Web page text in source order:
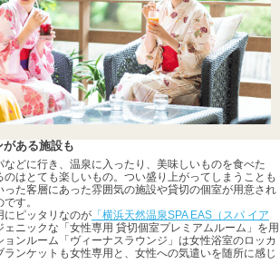
ある施設も
どに行き、温泉に入ったり、美味しいものを食べた
のはとても楽しいもの。つい盛り上がってしまうことも
た客層にあった雰囲気の施設や貸切の個室が用意され
す。
にピッタリなのが 「横浜天然温泉SPA EAS（スパ イア
ェニックな「女性専用 貸切個室プレミアムルーム」を用
ンルーム「ヴィーナスラウンジ」は女性浴室のロッカ
ンケットも女性専用と、女性への気遣いを随所に感じ